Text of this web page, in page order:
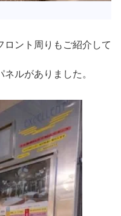
ロント周りもご紹介して
ルがありました。